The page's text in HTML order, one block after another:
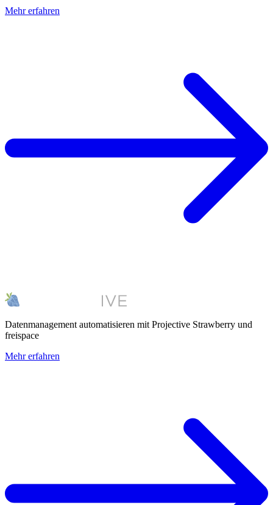
Mehr erfahren
Datenmanagement automatisieren mit Projective Strawberry und
freispace
Mehr erfahren